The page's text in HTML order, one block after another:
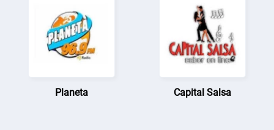
Planeta Capital Salsa